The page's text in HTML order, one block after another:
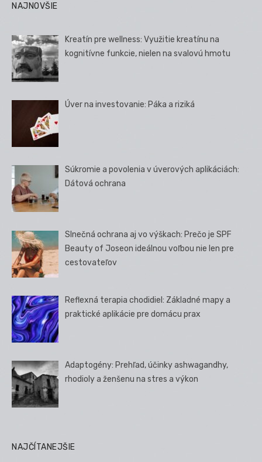
NAJNOVŠIE
Kreatín pre wellness: Využitie kreatínu na
kognitívne funkcie, nielen na svalovú hmotu
Úver na investovanie: Páka a riziká
Súkromie a povolenia v úverových aplikáciách:
Dátová ochrana
Slnečná ochrana aj vo výškach: Prečo je SPF
Beauty of Joseon ideálnou voľbou nie len pre
cestovateľov
Reflexná terapia chodidiel: Základné mapy a
praktické aplikácie pre domácu prax
Adaptogény: Prehľad, účinky ashwagandhy,
rhodioly a ženšenu na stres a výkon
NAJČÍTANEJŠIE